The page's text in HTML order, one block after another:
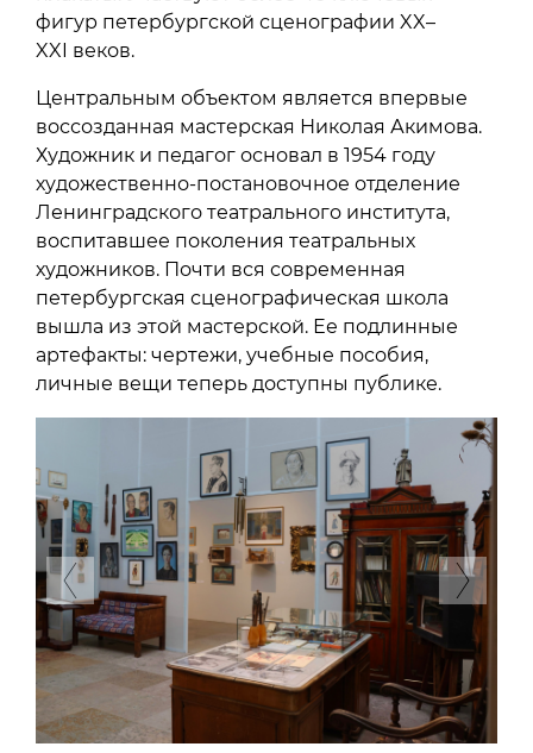
фигур петербургской сценографии XX–
XXI веков.
Центральным объектом является впервые
воссозданная мастерская Николая Акимова.
Художник и педагог основал в 1954 году
художественно-постановочное отделение
Ленинградского театрального института,
воспитавшее поколения театральных
художников. Почти вся современная
петербургская сценографическая школа
вышла из этой мастерской. Ее подлинные
артефакты: чертежи, учебные пособия,
личные вещи теперь доступны публике.
Previous